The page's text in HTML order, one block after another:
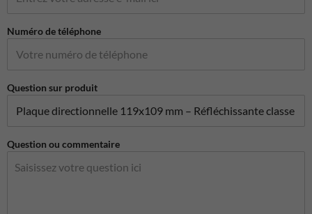
Numéro de téléphone
Question sur produit
Question ou commentaire